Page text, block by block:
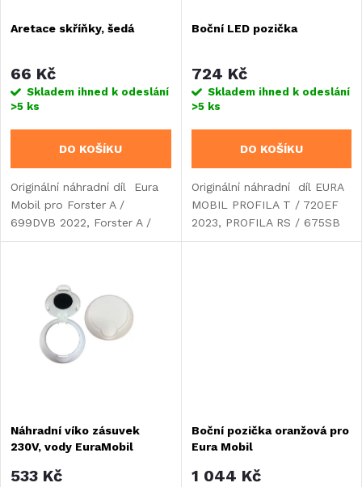
p
r
o
d
u
k
s
p
r
o
d
u
Aretace skříňky, šedá
66 Kč
Skladem ihned k odeslání
>5 ks
DO KOŠÍKU
Originální náhradní díl Eura
Mobil pro Forster A /
699DVB 2022, Forster A /
741VB 2022.
Boční LED pozička
724 Kč
Skladem ihned k odeslání
>5 ks
DO KOŠÍKU
Originální náhradní díl EURA
MOBIL PROFILA T / 720EF
2023, PROFILA RS / 675SB
2024.
Náhradní víko zásuvek
230V, vody EuraMobil
533 Kč
Boční pozička oranžová pro
Eura Mobil
1 044 Kč